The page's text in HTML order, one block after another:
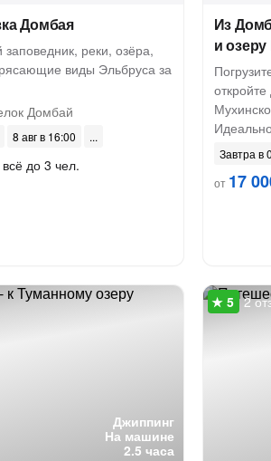
Домбая
реки, озёра,
виды Эльбруса за
Домбай
8 авг в 16:00
до 3 чел.
Из
и
Завтра в
от 17
Джиппинг
На машине
2.5 часа
2